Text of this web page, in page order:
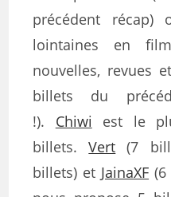
précédent
lointaines en
nouvelles, revues
billets du
!). Chiwi est le
billets.Vert (7
billets) et JainaXF